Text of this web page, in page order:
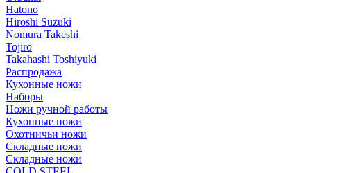
Hatono
Hiroshi Suzuki
Nomura Takeshi
Tojiro
Takahashi Toshiyuki
Распродажа
Кухонные ножи
Наборы
Ножи ручной работы
Кухонные ножи
Охотничьи ножи
Складные ножи
Складные ножи